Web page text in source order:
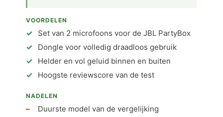
VOORDELEN
Set van 2 microfoons voor de JBL PartyBox
Dongle voor volledig draadloos gebruik
Helder en vol geluid binnen en buiten
Hoogste reviewscore van de test
NADELEN
Duurste model van de vergelijking